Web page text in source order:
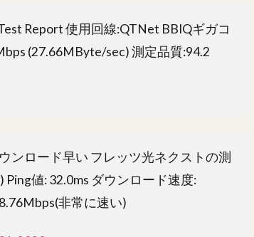
Report 使用回線:QTNet BBIQギガコ
(27.66MByte/sec) 測定品質:94.2
ロード早い フレッツ光ネクストの測
値: 32.0ms ダウンロード速度:
非常に速い)